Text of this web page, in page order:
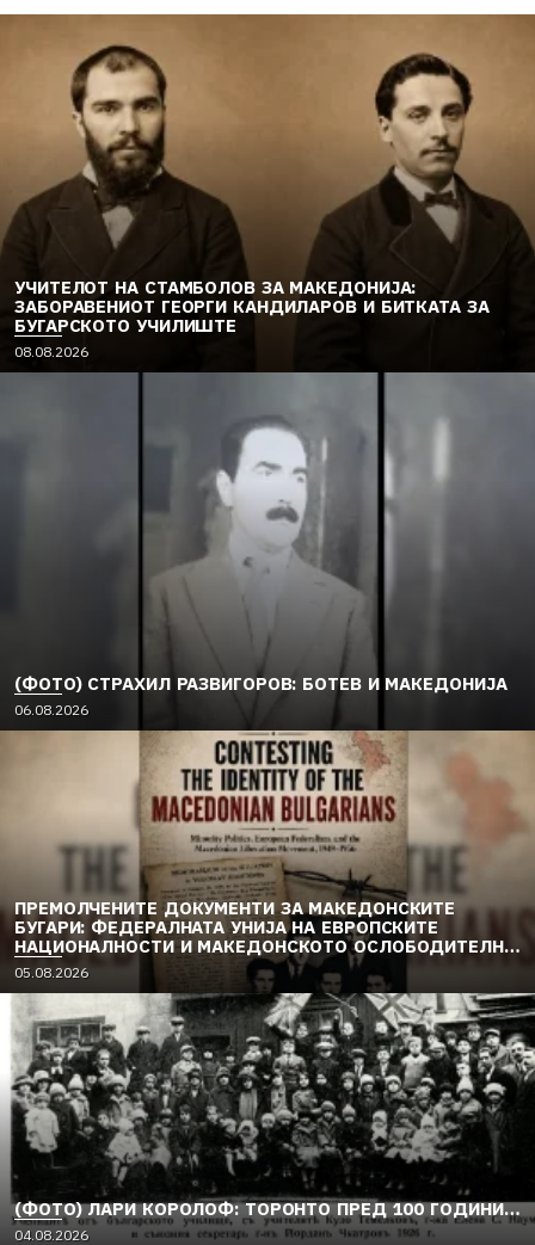
УЧИТЕЛОТ НА СТАМБОЛОВ ЗА МАКЕДОНИЈА:
ЗАБОРАВЕНИОТ ГЕОРГИ КАНДИЛАРОВ И БИТКАТА ЗА
БУГАРСКОТО УЧИЛИШТЕ
08.08.2026
(ФОТО) СТРАХИЛ РАЗВИГОРОВ: БОТЕВ И МАКЕДОНИЈА
06.08.2026
ПРЕМОЛЧЕНИТЕ ДОКУМЕНТИ ЗА МАКЕДОНСКИТЕ
БУГАРИ: ФЕДЕРАЛНАТА УНИЈА НА ЕВРОПСКИТЕ
НАЦИОНАЛНОСТИ И МАКЕДОНСКОТО ОСЛОБОДИТЕЛНО
ДВИЖЕЊЕ (1949–1956) (2)
05.08.2026
(ФОТО) ЛАРИ КОРОЛОФ: ТОРОНТО ПРЕД 100 ГОДИНИ…
04.08.2026